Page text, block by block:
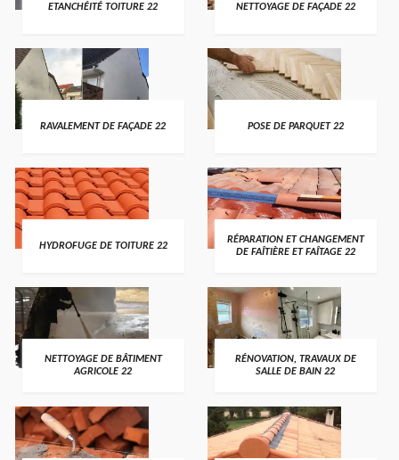
ETANCHÉITÉ TOITURE 22 NETTOYAGE DE FAÇADE 22
RAVALEMENT DE FAÇADE 22 POSE DE PARQUET 22
HYDROFUGE DE TOITURE 22
RÉPARATION ET CHANGEMENT
DE FAÎTIÈRE ET FAÎTAGE 22
NETTOYAGE DE BÂTIMENT
AGRICOLE 22
RÉNOVATION, TRAVAUX DE
SALLE DE BAIN 22